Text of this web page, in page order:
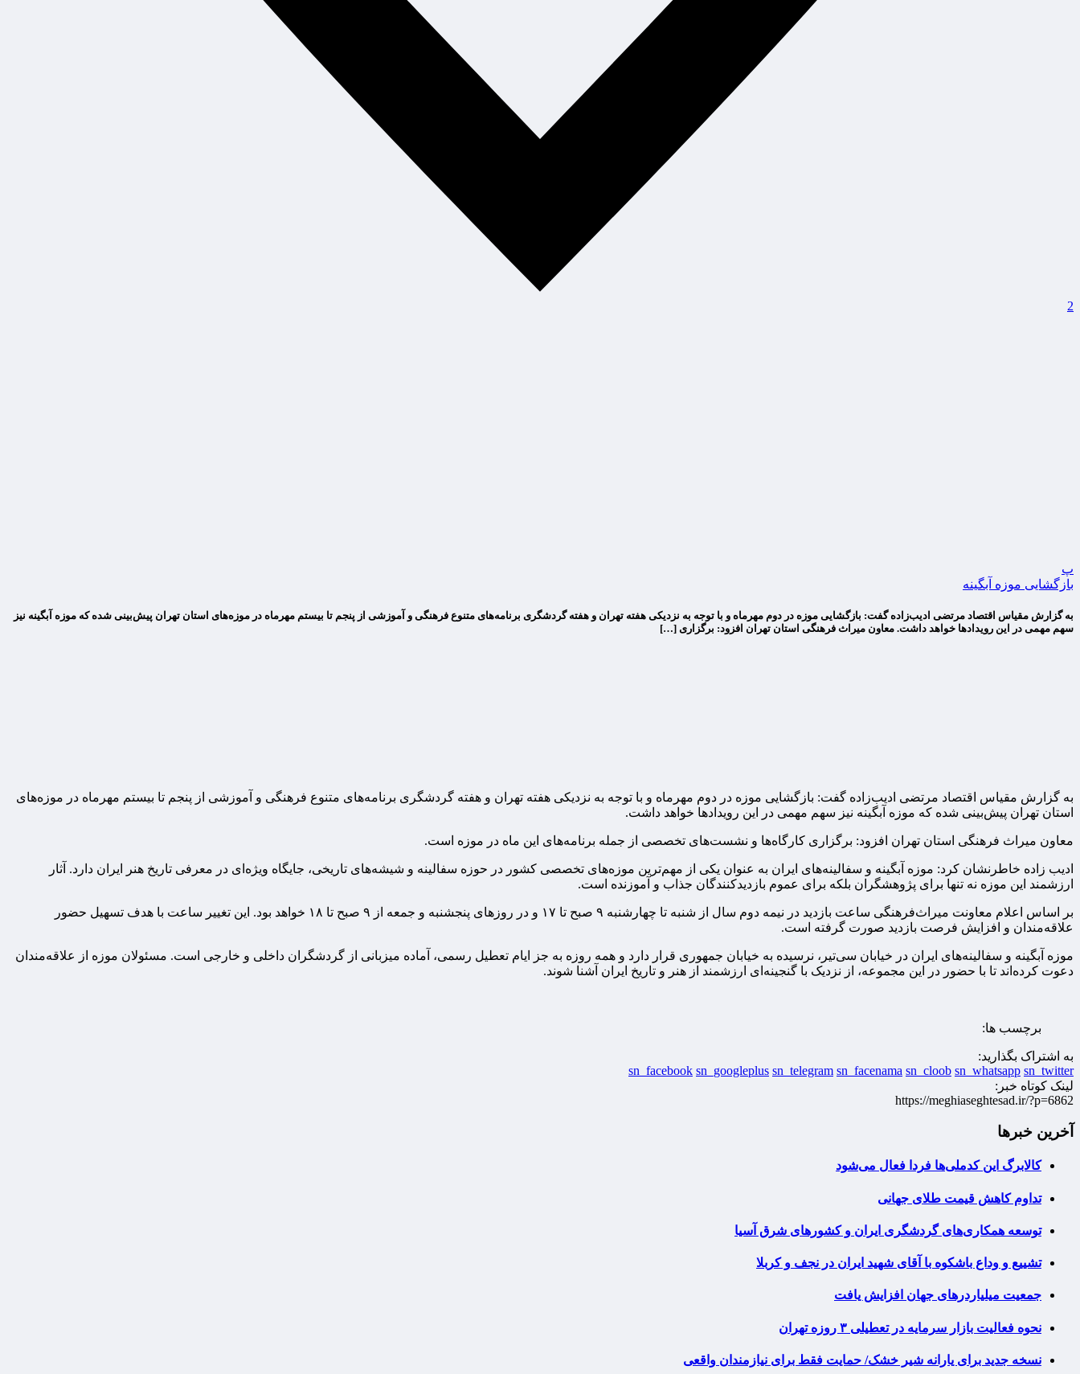
2
پ
بازگشایی موزه آبگینه
به گزارش مقیاس اقتصاد مرتضی ادیب‌زاده گفت: بازگشایی موزه در دوم مهرماه و با توجه به نزدیکی هفته تهران و هفته گردشگری برنامه‌های متنوع فرهنگی و آموزشی از پنجم تا بیستم مهرماه در موزه‌های استان تهران پیش‌بینی شده که موزه آبگینه نیز
سهم مهمی در این رویدادها خواهد داشت. معاون میراث فرهنگی استان تهران افزود: برگزاری […]
به گزارش مقیاس اقتصاد مرتضی ادیب‌زاده گفت: بازگشایی موزه در دوم مهرماه و با توجه به نزدیکی هفته تهران و هفته گردشگری برنامه‌های متنوع فرهنگی و آموزشی از پنجم تا بیستم مهرماه در موزه‌های
استان تهران پیش‌بینی شده که موزه آبگینه نیز سهم مهمی در این رویدادها خواهد داشت.
معاون میراث فرهنگی استان تهران افزود: برگزاری کارگاه‌ها و نشست‌های تخصصی از جمله برنامه‌های این ماه در موزه است.
ادیب زاده خاطرنشان کرد: موزه آبگینه و سفالینه‌های ایران به عنوان یکی از مهم‌ترین موزه‌های تخصصی کشور در حوزه سفالینه و شیشه‌های تاریخی، جایگاه ویژه‌ای در معرفی تاریخ هنر ایران دارد. آثار
ارزشمند این موزه نه تنها برای پژوهشگران بلکه برای عموم بازدیدکنندگان جذاب و آموزنده است.
بر اساس اعلام معاونت میراث‌فرهنگی ساعت بازدید در نیمه دوم سال از شنبه تا چهارشنبه ۹ صبح تا ۱۷ و در روزهای پنجشنبه و جمعه از ۹ صبح تا ۱۸ خواهد بود. این تغییر ساعت با هدف تسهیل حضور
علاقه‌مندان و افزایش فرصت بازدید صورت گرفته است.
موزه آبگینه و سفالینه‌های ایران در خیابان سی‌تیر، نرسیده به خیابان جمهوری قرار دارد و همه روزه به جز ایام تعطیل رسمی، آماده میزبانی از گردشگران داخلی و خارجی است. مسئولان موزه از علاقه‌مندان
دعوت کرده‌اند تا با حضور در این مجموعه، از نزدیک با گنجینه‌ای ارزشمند از هنر و تاریخ ایران آشنا شوند.
برچسب ها:
به اشتراک بگذارید:
sn_facebook sn_googleplus sn_telegram sn_facenama sn_cloob sn_whatsapp sn_twitter
لینک کوتاه خبر:
https://meghiaseghtesad.ir/?p=6862
آخرین خبرها
کالابرگ این کدملی‌ها فردا فعال می‌شود
تداوم کاهش قیمت طلای جهانی
توسعه همکاری‌های گردشگری ایران و کشورهای شرق آسیا
تشییع و وداع باشکوه با آقای شهید ایران در نجف و کربلا
جمعیت میلیاردرهای جهان افزایش یافت
نحوه فعالیت بازار سرمایه در تعطیلی ۳ روزه تهران
نسخه جدید برای یارانه شیر خشک/ حمایت فقط برای نیازمندان واقعی